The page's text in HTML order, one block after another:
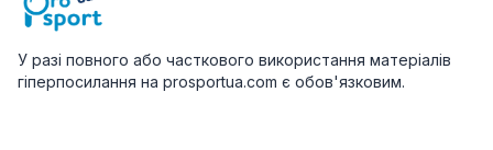
У разі повного або часткового використання матеріалів
гіперпосилання на prosportua.com є обов'язковим.